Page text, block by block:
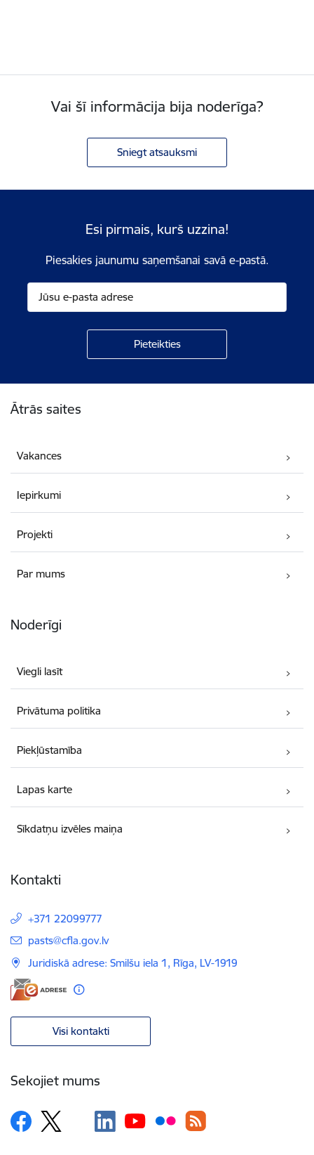
Vai šī informācija bija noderīga?
Sniegt atsauksmi
Esi pirmais, kurš uzzina!
Piesakies jaunumu saņemšanai savā e-pastā.
Ātrās saites
Vakances
Iepirkumi
Projekti
Par mums
Noderīgi
Viegli lasīt
Privātuma politika
Piekļūstamība
Lapas karte
Sīkdatņu izvēles maiņa
Kontakti
+371 22099777
E-pasts:
pasts@cfla.gov.lv
Juridiskā adrese: Smilšu iela 1, Rīga, LV-1919
Visi kontakti
Sekojiet mums